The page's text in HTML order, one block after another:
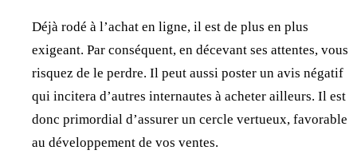
Déjà rodé à l’achat en ligne, il est de plus en plus
exigeant. Par conséquent, en décevant ses attentes, vous
risquez de le perdre. Il peut aussi poster un avis négatif
qui incitera d’autres internautes à acheter ailleurs. Il est
donc primordial d’assurer un cercle vertueux, favorable
au développement de vos ventes.